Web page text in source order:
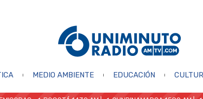
MEDIO AMBIENTE EDUCACIÓN